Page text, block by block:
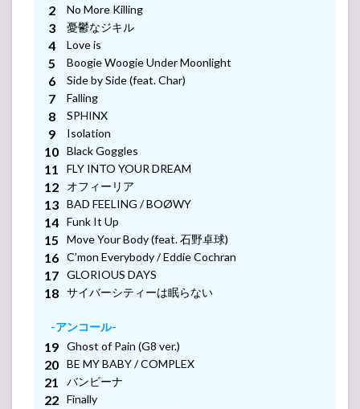
-アンコール-
-アンコール-
-アンコール-
-アンコール-
-アンコール-
-アンコール-
No More Killing
憂鬱なジキル
Love is
Boogie Woogie Under Moonlight
Side by Side (feat. Char)
Falling
SPHINX
Isolation
Black Goggles
FLY INTO YOUR DREAM
オフィーリア
BAD FEELING / BOØWY
Funk It Up
Move Your Body (feat. 石野卓球)
C’mon Everybody / Eddie Cochran
GLORIOUS DAYS
サイバーシティーは眠らない
-アンコール-
Ghost of Pain (G8 ver.)
BE MY BABY / COMPLEX
バンビーナ
Finally